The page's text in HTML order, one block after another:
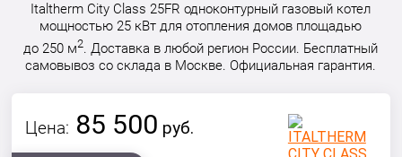
Italtherm City Class 25FR одноконтурный газовый котел
мощностью 25 кВт для отопления домов площадью
до 250 м2. Доставка в любой регион России. Бесплатный
самовывоз со склада в Москве. Официальная гарантия.
Цена: 85 500 руб.